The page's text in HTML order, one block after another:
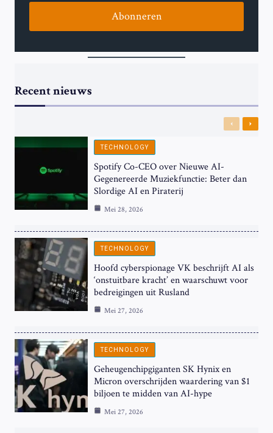
Abonneren
Recent nieuws
Previous
Next
TECHNOLOGY
Spotify Co-CEO over Nieuwe AI-
Gegenereerde Muziekfunctie: Beter dan
Slordige AI en Piraterij
Mei 28, 2026
TECHNOLOGY
Hoofd cyberspionage VK beschrijft AI als
‘onstuitbare kracht’ en waarschuwt voor
bedreigingen uit Rusland
Mei 27, 2026
TECHNOLOGY
Geheugenchipgiganten SK Hynix en
Micron overschrijden waardering van $1
biljoen te midden van AI-hype
Mei 27, 2026